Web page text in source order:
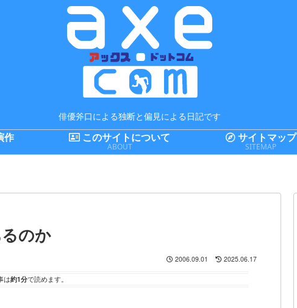
俳優斧口による独断と偏見による日記です
作 このサイトについて
ABOUT
サイトマップ
SITEMAP
のか
2006.09.01 2025.06.17
は約1分で読めます。